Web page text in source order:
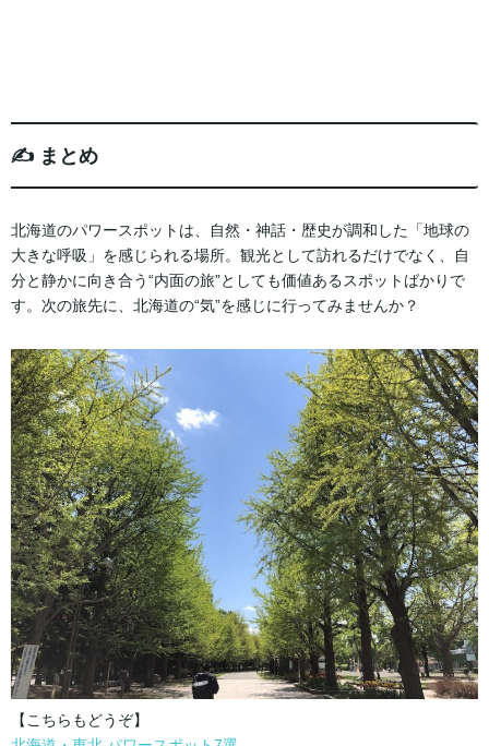
✍️ まとめ
北海道のパワースポットは、自然・神話・歴史が調和した「地球の
大きな呼吸」を感じられる場所。観光として訪れるだけでなく、自
分と静かに向き合う“内面の旅”としても価値あるスポットばかりで
す。次の旅先に、北海道の“気”を感じに行ってみませんか？
【こちらもどうぞ】